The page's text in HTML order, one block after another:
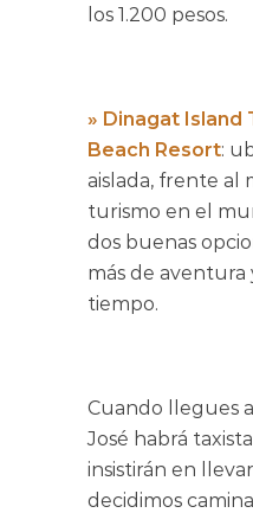
los 1.200 pesos.
» Dinagat Island
Beach Resort:
aislada, frente al
turismo en el
dos buenas
más de aventura
tiempo.
Cuando llegues
José habrá
insistirán en
decidimos